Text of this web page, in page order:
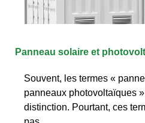
Panneau solaire et
Souvent, les termes «
panneaux photovoltaïques
distinction. Pourtant, ces